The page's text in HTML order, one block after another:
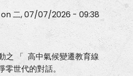
on二, 07/07/2026 - 09:38
之 「 高中氣候變遷教育線
世代的對話。